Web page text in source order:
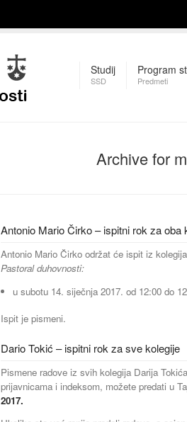
Studij
SSD
Program
Predmeti
Archive for
Antonio Mario Čirko – ispitni rok za oba
Antonio Mario Čirko održat će ispit iz kolegija
Pastoral duhovnosti:
u subotu 14. siječnja 2017. od 12:00 do
Ispit je pismeni.
Dario Tokić – ispitni rok za sve kolegije
Pismene radove iz svih kolegija Darija
prijavnicama i indeksom, možete predati u
2017.